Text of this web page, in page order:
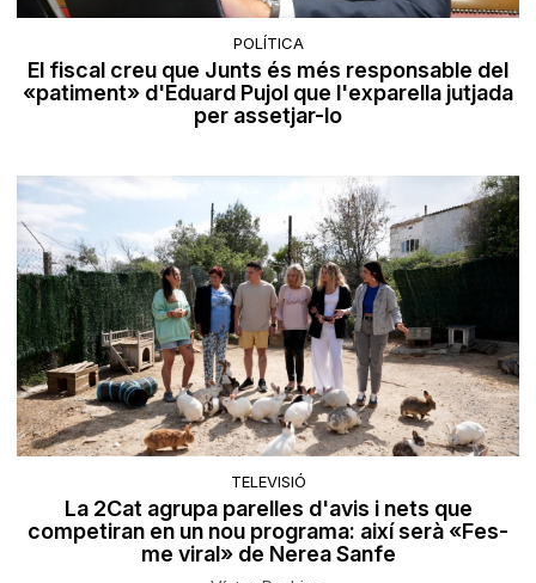
POLÍTICA
El fiscal creu que Junts és més responsable del
«patiment» d'Eduard Pujol que l'exparella jutjada
per assetjar-lo
TELEVISIÓ
La 2Cat agrupa parelles d'avis i nets que
competiran en un nou programa: així serà «Fes-
me viral» de Nerea Sanfe